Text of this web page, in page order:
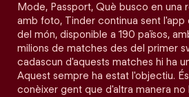
Mode, Passport, Què busco en una
amb foto, Tinder continua sent
del món, disponible a 190 països,
milions de matches des del primer
cadascun d'aquests matches hi ha
Aquest sempre ha estat l'objectiu.
conèixer gent que d'altra manera no